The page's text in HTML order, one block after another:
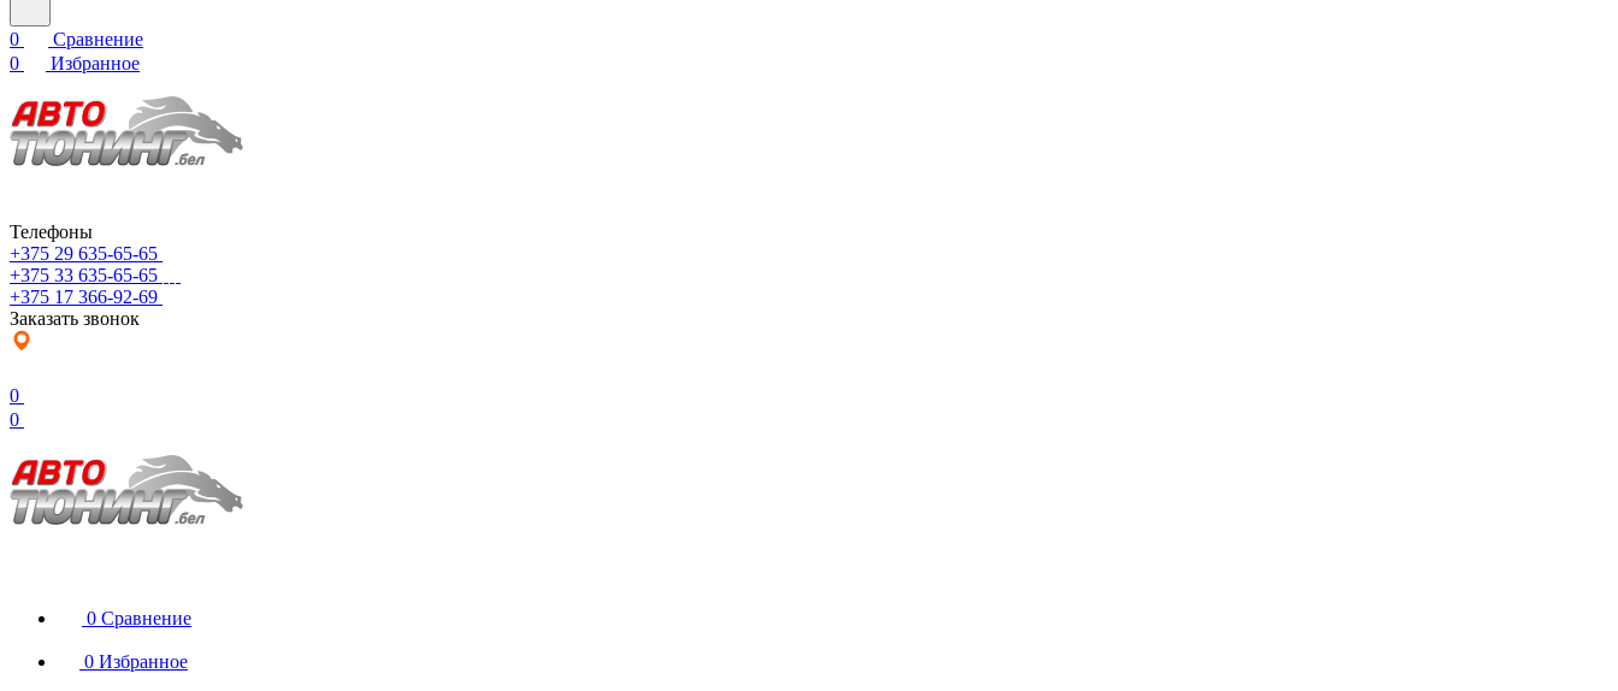
0
Сравнение
0
Избранное
Телефоны
+375 29 635-65-65
+375 33 635-65-65
+375 17 366-92-69
Заказать звонок
0
0
0 Сравнение
0 Избранное